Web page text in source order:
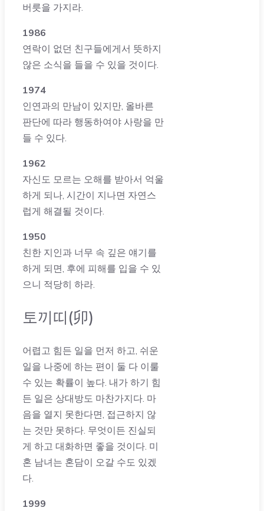
버릇을 가지라.
1986
연락이 없던 친구들에게서 뜻하지
않은 소식을 들을 수 있을 것이다.
1974
인연과의 만남이 있지만, 올바른
판단에 따라 행동하여야 사랑을 만
들 수 있다.
1962
자신도 모르는 오해를 받아서 억울
하게 되나, 시간이 지나면 자연스
럽게 해결될 것이다.
1950
친한 지인과 너무 속 깊은 얘기를
하게 되면, 후에 피해를 입을 수 있
으니 적당히 하라.
토끼띠(卯)
어렵고 힘든 일을 먼저 하고, 쉬운
일을 나중에 하는 편이 둘 다 이룰
수 있는 확률이 높다. 내가 하기 힘
든 일은 상대방도 마찬가지다. 마
음을 열지 못한다면, 접근하지 않
는 것만 못하다. 무엇이든 진실되
게 하고 대화하면 좋을 것이다. 미
혼 남녀는 혼담이 오갈 수도 있겠
다.
1999